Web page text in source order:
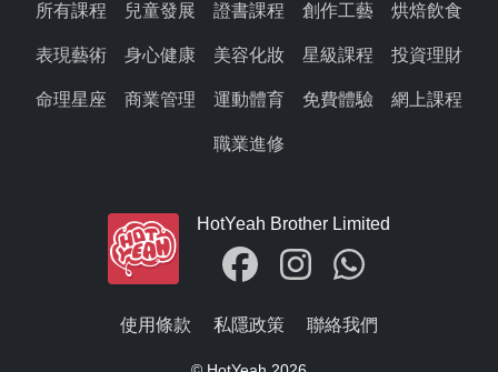
所有課程 兒童發展 證書課程 創作工藝 烘焙飲食
表現藝術 身心健康 美容化妝 星級課程 投資理財
命理星座 商業管理 運動體育 免費體驗 網上課程
職業進修
HotYeah Brother Limited
使用條款 私隱政策 聯絡我們